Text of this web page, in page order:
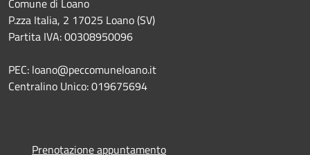
P.zza Italia, 2 17025 Loano (SV)
Partita IVA: 00308950096
PEC: loano@peccomuneloano.it
Centralino Unico: 019675694
Prenotazione appuntamento